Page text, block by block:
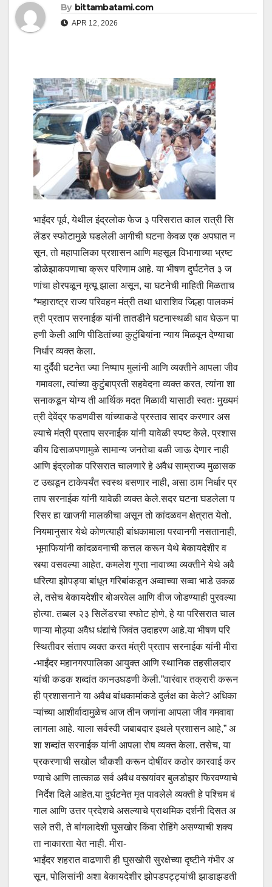
By bittambatami.com
APR 12, 2026
भाईंदर पूर्व, येथील इंद्रलोक फेज ३ परिसरात काल रात्री सि
लेंडर स्फोटामुळे घडलेली आगीची घटना केवळ एक अपघात न
सून, तो महापालिका प्रशासन आणि महसूल विभागाच्या भ्रष्ट
डोळेझाकपणाचा क्रूर परिणाम आहे. या भीषण दुर्घटनेत ३ ज
णांचा होरपळून मृत्यू झाला असून, या घटनेची माहिती मिळताच
*महाराष्ट्र राज्य परिवहन मंत्री तथा धाराशिव जिल्हा पालकमं
त्री प्रताप सरनाईक यांनी तातडीने घटनास्थळी धाव घेऊन पा
हणी केली आणि पीडितांच्या कुटुंबियांना न्याय मिळवून देण्याचा
निर्धार व्यक्त केला.
या दुर्दैवी घटनेत ज्या निष्पाप मुलांनी आणि व्यक्तीने आपला जीव
गमावला, त्यांच्या कुटुंबाप्रती सहवेदना व्यक्त करत, त्यांना शा
सनाकडून योग्य ती आर्थिक मदत मिळावी यासाठी स्वतः मुख्यमं
त्री देवेंद्र फडणवीस यांच्याकडे प्रस्ताव सादर करणार अस
ल्याचे मंत्री प्रताप सरनाईक यांनी यावेळी स्पष्ट केले. प्रशास
कीय ढिसाळपणामुळे सामान्य जनतेचा बळी जाऊ देणार नाही
आणि इंद्रलोक परिसरात चालणारे हे अवैध साम्राज्य मुळासक
ट उखडून टाकेपर्यंत स्वस्थ बसणार नाही, असा ठाम निर्धार प्र
ताप सरनाईक यांनी यावेळी व्यक्त केले.सदर घटना घडलेला प
रिसर हा खाजगी मालकीचा असून तो कांदळवन क्षेत्रात येतो.
नियमानुसार येथे कोणत्याही बांधकामाला परवानगी नसतानाही,
भूमाफियांनी कांदळवनाची कत्तल करून येथे बेकायदेशीर व
स्त्या वसवल्या आहेत. कमलेश गुप्ता नावाच्या व्यक्तीने येथे अवै
धरित्या झोपड्या बांधून गरिबांकडून अव्वाच्या सव्वा भाडे उकळ
ले, तसेच बेकायदेशीर बोअरवेल आणि वीज जोडण्याही पुरवल्या
होत्या. तब्बल २३ सिलेंडरचा स्फोट होणे, हे या परिसरात चाल
णाऱ्या मोठ्या अवैध धंद्यांचे जिवंत उदाहरण आहे.या भीषण परि
स्थितीवर संताप व्यक्त करत मंत्री प्रताप सरनाईक यांनी मीरा
-भाईंदर महानगरपालिका आयुक्त आणि स्थानिक तहसीलदार
यांची कडक शब्दांत कानउघडणी केली.”वारंवार तक्रारी करून
ही प्रशासनाने या अवैध बांधकामांकडे दुर्लक्ष का केले? अधिका
ऱ्यांच्या आशीर्वादामुळेच आज तीन जणांना आपला जीव गमवावा
लागला आहे. याला सर्वस्वी जबाबदार इथले प्रशासन आहे,” अ
शा शब्दांत सरनाईक यांनी आपला रोष व्यक्त केला. तसेच, या
प्रकरणाची सखोल चौकशी करून दोषींवर कठोर कारवाई कर
ण्याचे आणि तात्काळ सर्व अवैध वस्त्यांवर बुलडोझर फिरवण्याचे
निर्देश दिले आहेत.या दुर्घटनेत मृत पावलेले व्यक्ती हे पश्चिम बं
गाल आणि उत्तर प्रदेशचे असल्याचे प्राथमिक दर्शनी दिसत अ
सले तरी, ते बांगलादेशी घुसखोर किंवा रोहिंगे असण्याची शक्य
ता नाकारता येत नाही. मीरा-
भाईंदर शहरात वाढणारी ही घुसखोरी सुरक्षेच्या दृष्टीने गंभीर अ
सून, पोलिसांनी अशा बेकायदेशीर झोपडपट्ट्यांची झाडाझडती